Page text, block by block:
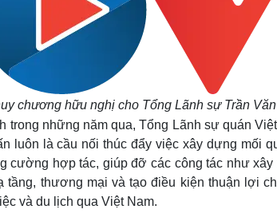
chương hữu nghị cho Tổng Lãnh sự Trần
trong những năm qua, Tổng Lãnh sự quán
luôn là cầu nối thúc đẩy việc xây dựng mối
cường hợp tác, giúp đỡ các công tác như
thương mại và tạo điều kiện thuận lợi
và du lịch qua Việt Nam.